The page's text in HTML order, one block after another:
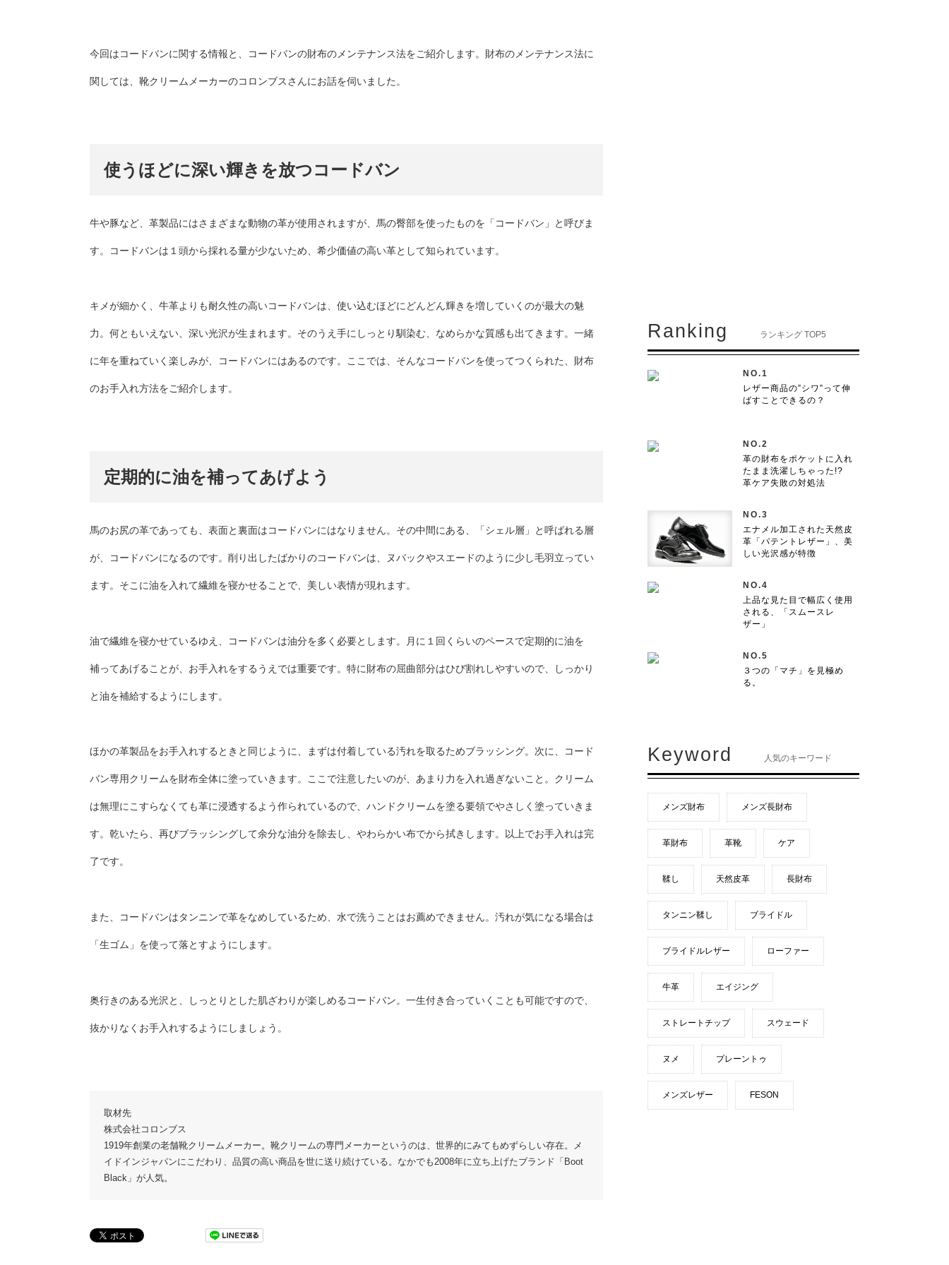
今回はコードバンに関する情報と、コードバンの財布のメンテナンス法をご紹介します。財布のメンテナンス法に
関しては、靴クリームメーカーのコロンブスさんにお話を伺いました。
使うほどに深い輝きを放つコードバン
牛や豚など、革製品にはさまざまな動物の革が使用されますが、馬の臀部を使ったものを「コードバン」と呼びま
す。コードバンは１頭から採れる量が少ないため、希少価値の高い革として知られています。
キメが細かく、牛革よりも耐久性の高いコードバンは、使い込むほどにどんどん輝きを増していくのが最大の魅
力。何ともいえない、深い光沢が生まれます。そのうえ手にしっとり馴染む、なめらかな質感も出てきます。一緒
に年を重ねていく楽しみが、コードバンにはあるのです。ここでは、そんなコードバンを使ってつくられた、財布
のお手入れ方法をご紹介します。
定期的に油を補ってあげよう
馬のお尻の革であっても、表面と裏面はコードバンにはなりません。その中間にある、「シェル層」と呼ばれる層
が、コードバンになるのです。削り出したばかりのコードバンは、ヌバックやスエードのように少し毛羽立ってい
ます。そこに油を入れて繊維を寝かせることで、美しい表情が現れます。
油で繊維を寝かせているゆえ、コードバンは油分を多く必要とします。月に１回くらいのペースで定期的に油を
補ってあげることが、お手入れをするうえでは重要です。特に財布の屈曲部分はひび割れしやすいので、しっかり
と油を補給するようにします。
ほかの革製品をお手入れするときと同じように、まずは付着している汚れを取るためブラッシング。次に、コード
バン専用クリームを財布全体に塗っていきます。ここで注意したいのが、あまり力を入れ過ぎないこと。クリーム
は無理にこすらなくても革に浸透するよう作られているので、ハンドクリームを塗る要領でやさしく塗っていきま
す。乾いたら、再びブラッシングして余分な油分を除去し、やわらかい布でから拭きします。以上でお手入れは完
了です。
また、コードバンはタンニンで革をなめしているため、水で洗うことはお薦めできません。汚れが気になる場合は
「生ゴム」を使って落とすようにします。
奥行きのある光沢と、しっとりとした肌ざわりが楽しめるコードバン。一生付き合っていくことも可能ですので、
抜かりなくお手入れするようにしましょう。
取材先
株式会社コロンブス
1919年創業の老舗靴クリームメーカー。靴クリームの専門メーカーというのは、世界的にみてもめずらしい存在。メ
イドインジャパンにこだわり、品質の高い商品を世に送り続けている。なかでも2008年に立ち上げたブランド「Boot
Black」が人気。
Ranking ランキング TOP5
NO.1
レザー商品の”シワ”って伸
ばすことできるの？
NO.2
革の財布をポケットに入れ
たまま洗濯しちゃった!?
革ケア失敗の対処法
NO.3
エナメル加工された天然皮
革「パテントレザー」、美
しい光沢感が特徴
NO.4
上品な見た目で幅広く使用
される、「スムースレ
ザー」
NO.5
３つの「マチ」を見極め
る。
Keyword 人気のキーワード
メンズ財布 メンズ長財布
革財布 革靴 ケア
鞣し 天然皮革 長財布
タンニン鞣し ブライドル
ブライドルレザー ローファー
牛革 エイジング
ストレートチップ スウェード
ヌメ プレーントゥ
メンズレザー FESON